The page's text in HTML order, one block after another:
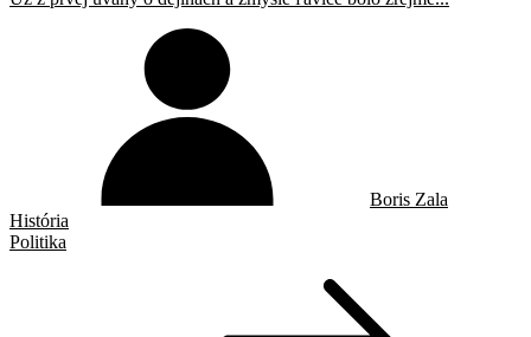
Boris Zala
História
Politika